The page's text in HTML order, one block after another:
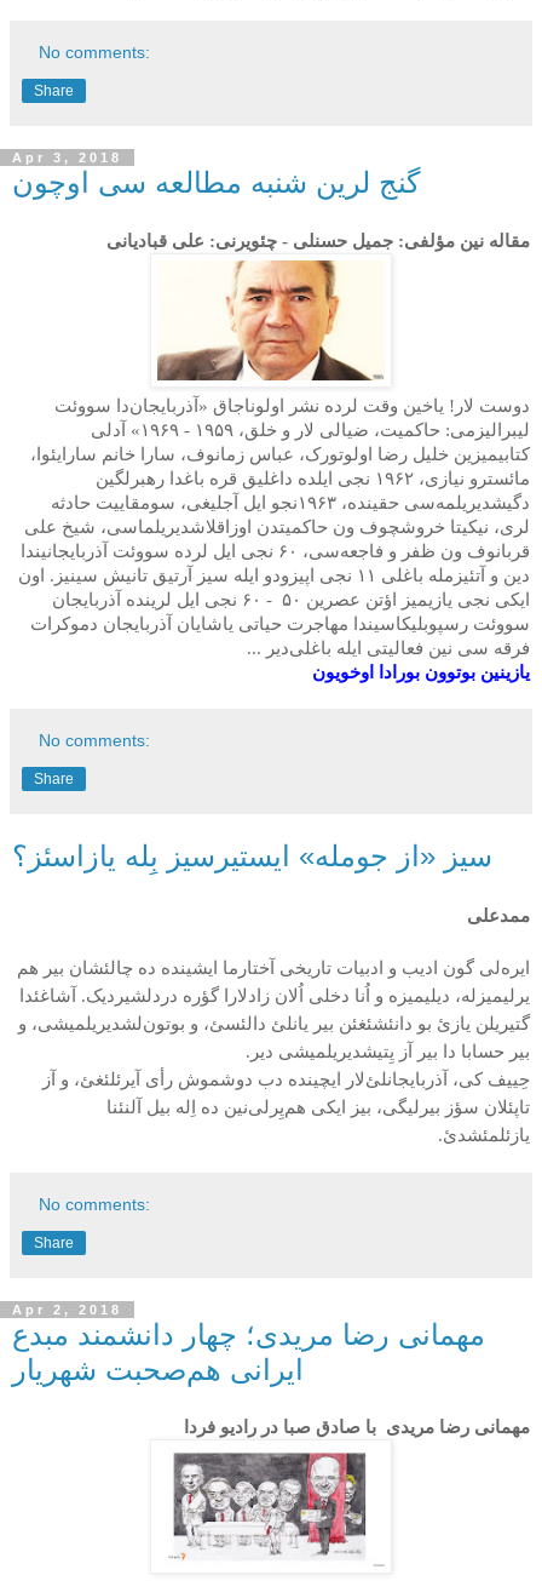
No comments:
Share
Apr 3, 2018
گنج لرین شنبه مطالعه سی اوچون
مقاله نین مؤلفی: جمیل حسنلی - چئویرنی: علی قبادیانی
دوست لار! یاخین وقت لرده نشر اولوناجاق «آذربایجان‌دا سووئت
لیبرالیزمی: حاکمیت، ضیالی لار و خلق، ۱۹۵۹ - ۱۹۶۹» آدلی
کتابیمیزین خلیل رضا اولوتورک، عباس زمانوف، سارا خانم سارایئوا،
مائسترو نیازی، ۱۹۶۲ نجی ایلده داغلیق قره باغدا رهبرلگین
دگیشدیریلمه‌سی حقینده، ۱۹۶۳نجو ایل آجلیغی، سومقاییت حادثه‌
لری، نیکیتا خروشچوف ون حاکمیتدن اوزاقلاشدیریلماسی، شیخ علی
قربانوف ون ظفر و فاجعه‌سی، ۶۰ نجی ایل لرده سووئت آذربایجانیندا
دین و آتئیزمله باغلی ۱۱ نجی اپیزودو ایله سیز آرتیق تانیش سینیز. اون
یکی نجی یازیمیز اؤتن عصرین ۵۰ - ۶۰ نجی ایل لرینده آذربایجان
سووئت رسپوبلیکاسیندا مهاجرت حیاتی یاشایان آذربایجان دموکرات
فرقه سی نین فعالیتی ایله باغلی‌دیر ...
یازینین بوتوون بورادا اوخویون
No comments:
Share
سیز «از جومله» ایستیرسیز بِله یازاسئز؟
ممدعلی
ایره‌لی گون ادیب و ادبیات تاریخی آختارما ایشینده ده چالئشان بیر هم
یرلیمیزله، دیلیمیزه و اُنا دخلی اُلان زادلارا گؤره دردلشیردیک. آشاغئدا
گتیریلن یازئ بو دانئشئغئن بیر یانلئ دالئسئ، و بوتون‌لشدیریلمیشی، و
بیر حسابا دا بیر آز یِتیشدیریلمیشی دیر.
حِییف کی، آذربایجانلئ‌لار ایچینده دب دوشموش رأی آیرئلئغئ، و آز
تاپئلان سؤز بیرلیگی، بیز ایکی هم‌یِرلی‌نین ده اِله بیل آلنئنا
یازئلمئشدئ.
No comments:
Share
Apr 2, 2018
مهمانی رضا مریدی؛ چهار دانشمند مبدع
ایرانی هم‌صحبت شهریار
مهمانی رضا مریدی با صادق صبا در رادیو فردا